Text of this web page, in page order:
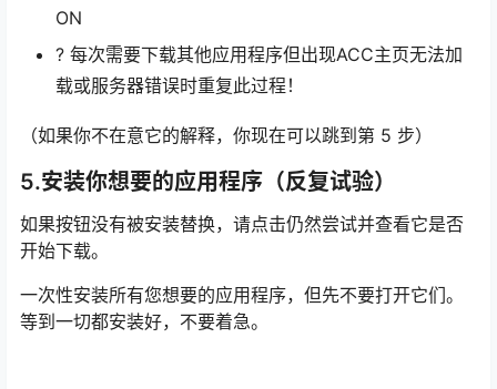
ON
? 每次需要下载其他应用程序但出现ACC主页无法加
载或服务器错误时重复此过程！
（如果你不在意它的解释，你现在可以跳到第 5 步）
5.安装你想要的应用程序（反复试验）
如果按钮没有被安装替换，请点击仍然尝试并查看它是否
开始下载。
一次性安装所有您想要的应用程序，但先不要打开它们。
等到一切都安装好，不要着急。